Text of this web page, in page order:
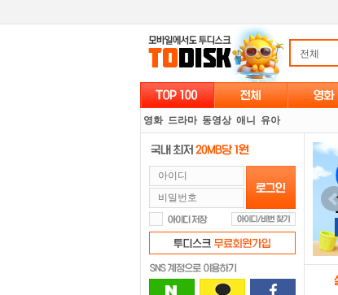
전체
영화 드라마 동영상 애니 유아